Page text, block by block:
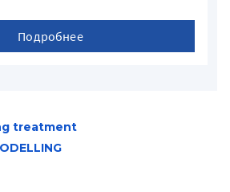
Подробнее
treatment